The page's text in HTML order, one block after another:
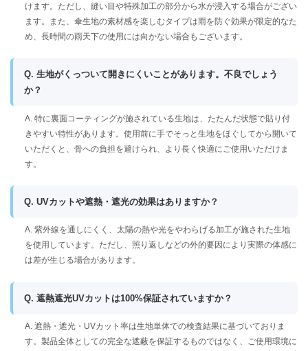
けます。ただし、縫い目や特殊加工の部分から水が浸入する場合がござい
ます。また、傘生地の素材感を楽しむタイプは雨を防ぐ効果が限定的なた
め、長時間の雨天下の使用には向かない場合もございます。
Q. 生地がくっついて開きにくいことがあります。不良でしょう
か？
A. 特に裏面コーティングが施されている生地は、たたんだ状態で貼り付
きやすい特性があります。使用前に手でそっと生地をほぐしてから開いて
いただくと、骨への負担を避けられ、より長く快適にご使用いただけま
す。
Q. UVカットや遮熱・遮光の効果はありますか？
A. 紫外線を通しにくく、太陽の熱や光をやわらげる加工が施された生地
を使用しています。ただし、照り返しなどの外的要因により実際の体感に
は差が生じる場合があります。
Q. 遮熱遮光UVカットは100%保証されていますか？
A. 遮熱・遮光・UVカット率は生地単体での検査結果に基づいておりま
す。製品全体としての完全な遮蔽を保証するものではなく、ご使用環境に